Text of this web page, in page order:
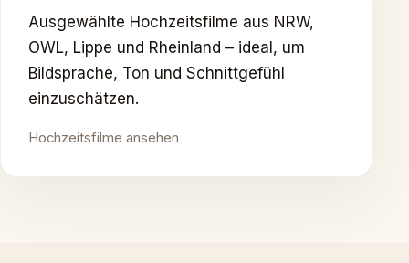
Ausgewählte Hochzeitsfilme aus NRW,
OWL, Lippe und Rheinland – ideal, um
Bildsprache, Ton und Schnittgefühl
einzuschätzen.
Hochzeitsfilme ansehen